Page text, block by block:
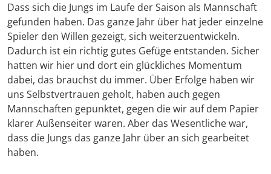
Dass sich die Jungs im Laufe der Saison als Mannschaft
gefunden haben. Das ganze Jahr über hat jeder einzelne
Spieler den Willen gezeigt, sich weiterzuentwickeln.
Dadurch ist ein richtig gutes Gefüge entstanden. Sicher
hatten wir hier und dort ein glückliches Momentum
dabei, das brauchst du immer. Über Erfolge haben wir
uns Selbstvertrauen geholt, haben auch gegen
Mannschaften gepunktet, gegen die wir auf dem Papier
klarer Außenseiter waren. Aber das Wesentliche war,
dass die Jungs das ganze Jahr über an sich gearbeitet
haben.